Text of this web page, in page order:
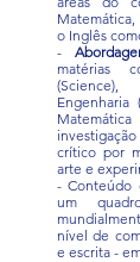
o Inglês
-
matérias
(Science),
Engenharia
crítico por
arte e
-
um
nível de
e escrita -